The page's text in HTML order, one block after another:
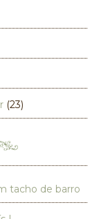
(23)
tacho de barro